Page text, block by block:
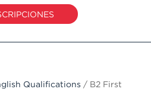
Qualifications / B2 First